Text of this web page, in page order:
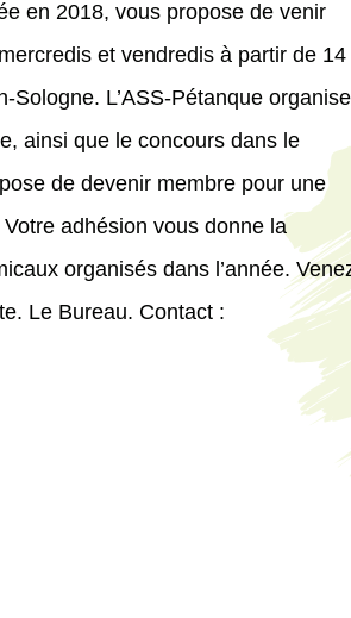
en 2018, vous propose de venir
et vendredis à partir de 14
L’ASS-Pétanque organise
ainsi que le concours dans le
de devenir membre pour une
adhésion vous donne la
organisés dans l’année.
Le Bureau. Contact :